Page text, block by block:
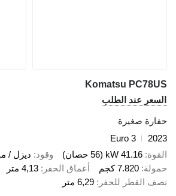
Komatsu
عند الطلب
صغيرة
Euro 3
41.16 kW (56 حصان) وقود
ديزل / مازوت
7.820 كجم أعماق الحفر 4,13 متر
للحفر 6,29 متر